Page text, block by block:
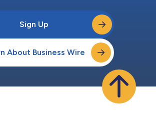
Sign Up
About Business Wire